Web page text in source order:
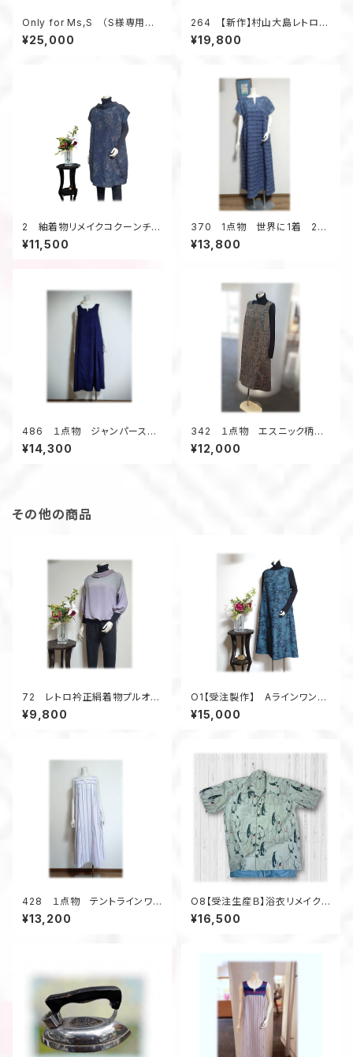
Only for Ms,S （S様専用ペ
ージの為、他のお客様はお買い
求め頂けません）
¥25,000
264 【新作】村山大島レトロな
衿のワンピース（紫・小花柄）
¥19,800
2 紬着物リメイクコクーンチュ
ニック（紺メランジ調／花柄）
¥11,500
370 1点物 世界に1着 2種
類の浴衣地リメイク 着ると可
愛い 幾何学柄 テントライン
¥13,800
486 １点物 ジャンパースカ
ート テントラインワンピース
紬着物リメイク 大きいサイ
¥14,300
342 １点物 エスニック柄
紬 Aラインワンピース ジャン
スカ オールシーズン 着物リ
¥12,000
その他の商品
72 レトロ衿正絹着物プルオー
バーブラウス（紫系／グリーン系
グラデ―ション）
¥9,800
O1【受注製作】 Aラインワンピ
ース ジャンスカ 着物アップ
サイクル
¥15,000
428 １点物 テントラインワン
ピース ジャンパースカート
ストライプ 小さいサイズ
¥13,200
O8【受注生産Ｂ】浴衣リメイクア
ロハシャツセミオーダー
¥16,500